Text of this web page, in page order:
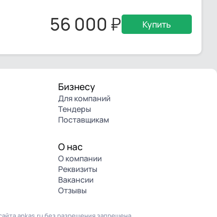
56 000 Купить
Бизнесу
Для компаний
Тендеры
Поставщикам
О нас
О компании
Реквизиты
Вакансии
Отзывы